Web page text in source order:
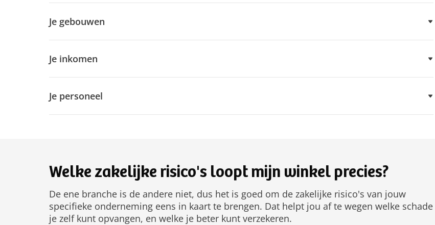
Je gebouwen
Je inkomen
Je personeel
Welke zakelijke risico's loopt mijn winkel precies?
De ene branche is de andere niet, dus het is goed om de zakelijke risico's van jouw
specifieke onderneming eens in kaart te brengen. Dat helpt jou af te wegen welke schade
je zelf kunt opvangen, en welke je beter kunt verzekeren.